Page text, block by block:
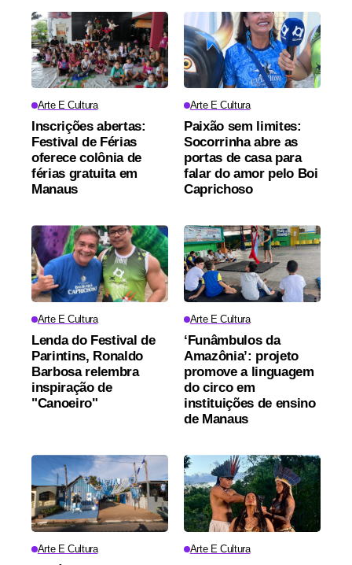
Arte E Cultura
Inscrições abertas:
Festival de Férias
oferece colônia de
férias gratuita em
Manaus
Arte E Cultura
Paixão sem limites:
Socorrinha abre as
portas de casa para
falar do amor pelo Boi
Caprichoso
Arte E Cultura
Lenda do Festival de
Parintins, Ronaldo
Barbosa relembra
inspiração de
"Canoeiro"
Arte E Cultura
‘Funâmbulos da
Amazônia’: projeto
promove a linguagem
do circo em
instituições de ensino
de Manaus
Arte E Cultura Arte E Cultura